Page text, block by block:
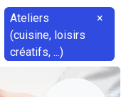
Ateliers
(cuisine, loisirs
créatifs, ...)
×